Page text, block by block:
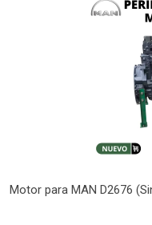
Motor para MAN D2676